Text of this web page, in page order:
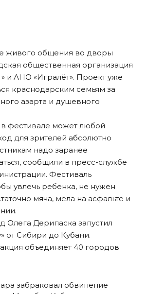
живого общения во дворы
общественная организация
и АНО «Игралёт». Проект уже
краснодарским семьям за
азарта и душевного
в фестивале может любой
для зрителей абсолютно
надо заранее
сообщили в пресс-службе
Фестиваль
увлечь ребенка, не нужен
мяча, мела на асфальте и
Олега Дерипаска запустил
от Сибири до Кубани.
объединяет 40 городов
забраковал обвинение